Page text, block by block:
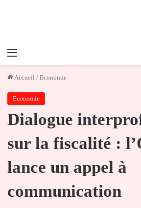
Menu
Accueil / Economie
Economie
Dialogue
sur la fiscalité :
lance un appel à
communication